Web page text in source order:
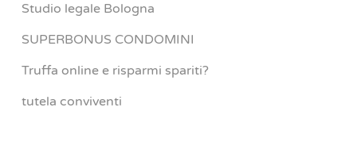
Studio legale Bologna
SUPERBONUS CONDOMINI
Truffa online e risparmi spariti?
tutela conviventi